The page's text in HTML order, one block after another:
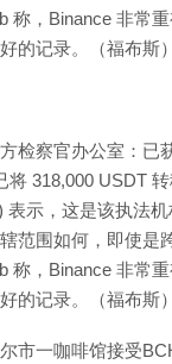
称，Binance 非常
的记录。（福布斯）
检察官办公室：已
将 318,000 USDT
表示，这是该执法
范围如何，即使是
称，Binance 非常
的记录。（福布斯
市一咖啡馆接受